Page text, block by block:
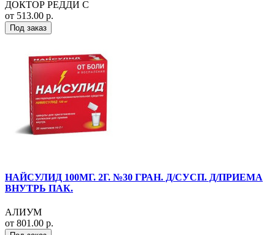
ДОКТОР РЕДДИ С
от 513.00 р.
Под заказ
НАЙСУЛИД 100МГ. 2Г. №30 ГРАН. Д/СУСП. Д/ПРИЕМА
ВНУТРЬ ПАК.
АЛИУМ
от 801.00 р.